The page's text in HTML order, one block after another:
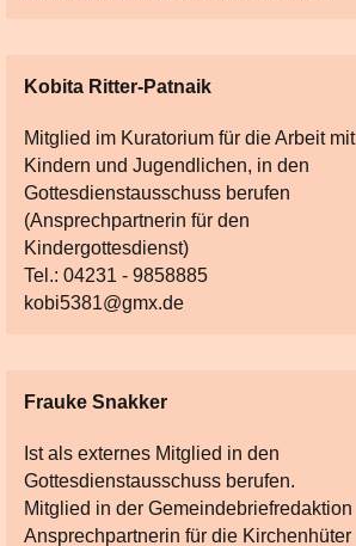
Kobita Ritter-Patnaik
Mitglied im Kuratorium für die Arbeit mit
Kindern und Jugendlichen, in den
Gottesdienstausschuss berufen
(Ansprechpartnerin für den
Kindergottesdienst)
Tel.: 04231 - 9858885
kobi5381@gmx.de
Frauke Snakker
Ist als externes Mitglied in den
Gottesdienstausschuss berufen.
Mitglied in der Gemeindebriefredaktion
Ansprechpartnerin für die Kirchenhüter